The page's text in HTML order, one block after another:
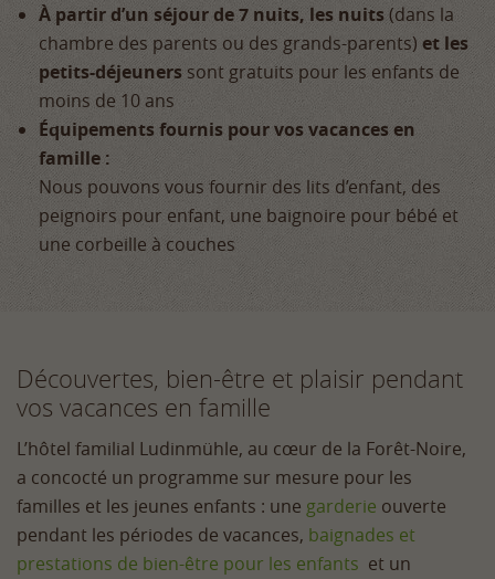
À partir d’un séjour de 7 nuits, les nuits (dans la
chambre des parents ou des grands-parents) et les
petits-déjeunerssont gratuits pour les enfants de
moins de 10 ans
Équipements fournis pour vos vacances en
famille :
Nous pouvons vous fournir des lits d’enfant, des
peignoirs pour enfant, une baignoire pour bébé et
une corbeille à couches
Découvertes, bien-être et plaisir pendant
vos vacances en famille
L’hôtel familial Ludinmühle, au cœur de la Forêt-Noire,
a concocté un programme sur mesure pour les
familles et les jeunes enfants : une garderie ouverte
pendant les périodes de vacances, baignades et
prestations de bien-être pour les enfants et un